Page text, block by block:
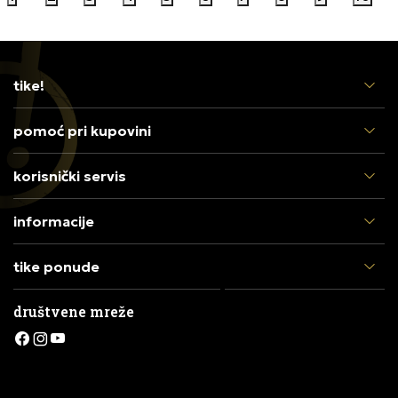
tike!
pomoć pri kupovini
korisnički servis
informacije
tike ponude
društvene mreže